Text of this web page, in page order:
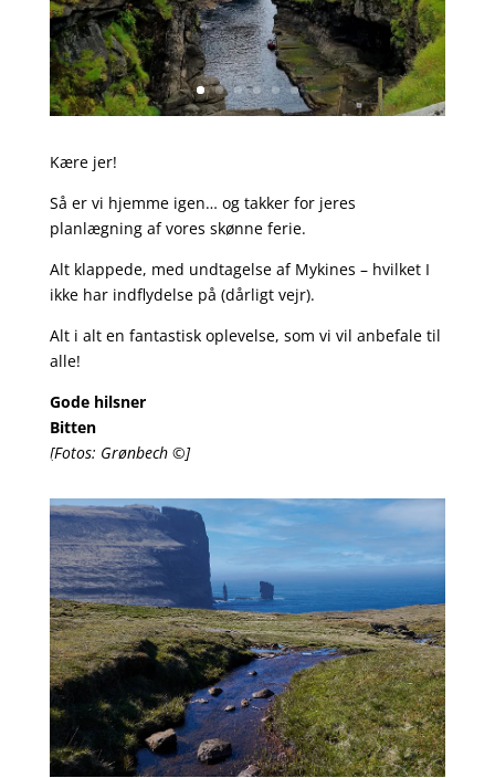
Kære jer!
Så er vi hjemme igen… og takker for jeres
planlægning af vores skønne ferie.
Alt klappede, med undtagelse af Mykines – hvilket I
ikke har indflydelse på (dårligt vejr).
Alt i alt en fantastisk oplevelse, som vi vil anbefale til
alle!
Gode hilsner
Bitten
[Fotos: Grønbech©]